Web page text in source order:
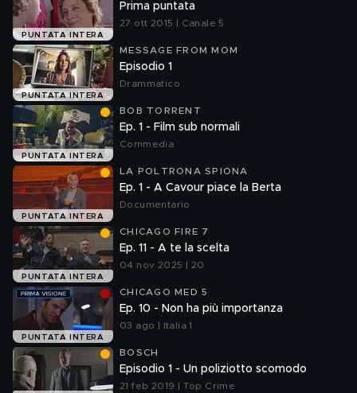
PUNTATA INTERA
Prima puntata
27 ott 2015 | Canale 5
PUNTATA INTERA
MESSAGE FROM MOM
Episodio 1
Drammatico
PUNTATA INTERA
BOB TORRENT
Ep. 1 - Film sub normali
Commedia
PUNTATA INTERA
LA POLTRONA SPIONA
Ep. 1 - A Cavour piace la Berta
Documentario
PUNTATA INTERA
CHICAGO FIRE 7
Ep. 11 - A te la scelta
04 nov 2025 | 20
PUNTATA INTERA
CHICAGO MED 5
Ep. 10 - Non ha più importanza
03 ago | Italia 1
BOSCH
Episodio 1 - Un poliziotto scomodo
21 feb 2019 | Top Crime